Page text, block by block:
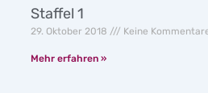
Staffel 1
29. Oktober 2018 Keine
Mehr erfahren »